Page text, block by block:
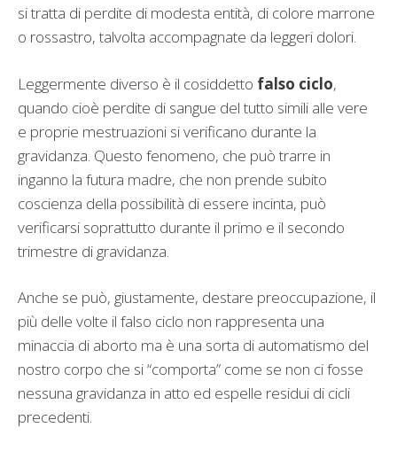
si tratta di perdite di modesta entità, di colore marrone
o rossastro, talvolta accompagnate da leggeri dolori.
Leggermente diverso è il cosiddetto falso ciclo,
quando cioè perdite di sangue del tutto simili alle vere
e proprie mestruazioni si verificano durante la
gravidanza. Questo fenomeno, che può trarre in
inganno la futura madre, che non prende subito
coscienza della possibilità di essere incinta, può
verificarsi soprattutto durante il primo e il secondo
trimestre di gravidanza.
Anche se può, giustamente, destare preoccupazione, il
più delle volte il falso ciclo non rappresenta una
minaccia di aborto ma è una sorta di automatismo del
nostro corpo che si “comporta” come se non ci fosse
nessuna gravidanza in atto ed espelle residui di cicli
precedenti.